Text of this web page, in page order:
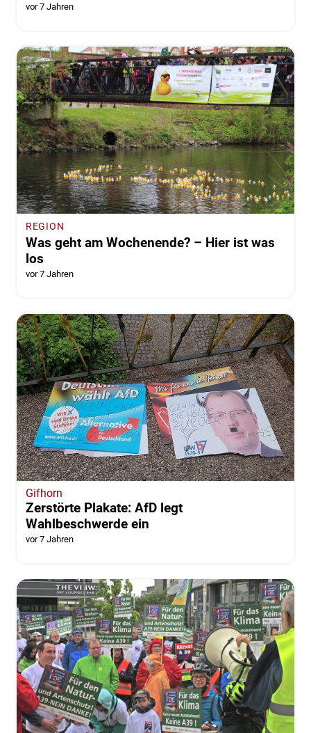
vor 7 Jahren
REGION
Was geht am Wochenende? – Hier ist was
los
vor 7 Jahren
Gifhorn
Zerstörte Plakate: AfD legt
Wahlbeschwerde ein
vor 7 Jahren